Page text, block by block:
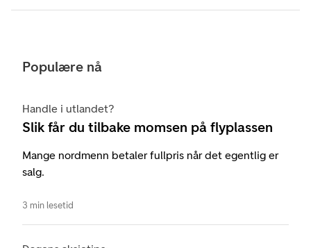
Populære nå
Handle i utlandet?
Slik får du tilbake momsen på flyplassen
Mange nordmenn betaler fullpris når det egentlig er
salg.
3 min lesetid